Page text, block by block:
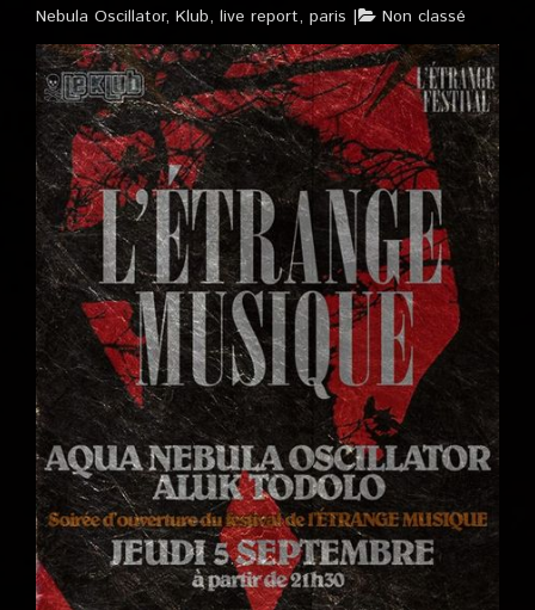
Nebula Oscillator, Klub, live report, paris Non classé